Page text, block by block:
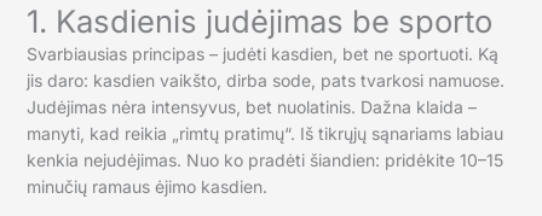
1. Kasdienis judėjimas be sporto
Svarbiausias principas – judėti kasdien, bet ne sportuoti. Ką
jis daro: kasdien vaikšto, dirba sode, pats tvarkosi namuose.
Judėjimas nėra intensyvus, bet nuolatinis. Dažna klaida –
manyti, kad reikia „rimtų pratimų“. Iš tikrųjų sąnariams labiau
kenkia nejudėjimas. Nuo ko pradėti šiandien: pridėkite 10–15
minučių ramaus ėjimo kasdien.